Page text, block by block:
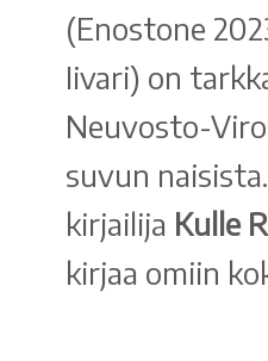
(Enostone
Iivari) on
Neuvosto-
suvun
kirjailija Kulle
kirjaa omiin